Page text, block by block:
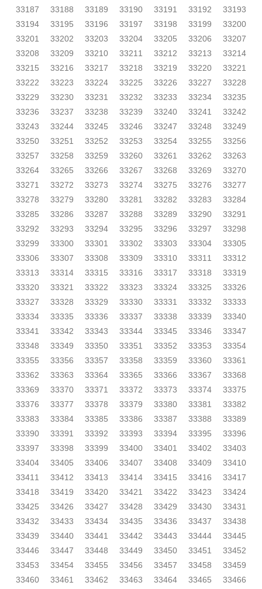
33187
33188 33189 33190 33191 33192
33193
33194
33195 33196 33197 33198 33199
33200
33201
33202 33203 33204 33205 33206
33207
33208
33209 33210 33211 33212 33213
33214
33215
33216 33217 33218 33219 33220
33221
33222
33223 33224 33225 33226 33227
33228
33229
33230 33231 33232 33233 33234
33235
33236
33237 33238 33239 33240 33241
33242
33243
33244 33245 33246 33247 33248
33249
33250
33251 33252 33253 33254 33255
33256
33257
33258 33259 33260 33261 33262
33263
33264
33265 33266 33267 33268 33269
33270
33271
33272 33273 33274 33275 33276
33277
33278
33279 33280 33281 33282 33283
33284
33285
33286 33287 33288 33289 33290
33291
33292
33293 33294 33295 33296 33297
33298
33299
33300 33301 33302 33303 33304
33305
33306
33307 33308 33309 33310 33311
33312
33313
33314 33315 33316 33317 33318
33319
33320
33321 33322 33323 33324 33325
33326
33327
33328 33329 33330 33331 33332
33333
33334
33335 33336 33337 33338 33339
33340
33341
33342 33343 33344 33345 33346
33347
33348
33349 33350 33351 33352 33353
33354
33355
33356 33357 33358 33359 33360
33361
33362
33363 33364 33365 33366 33367
33368
33369
33370 33371 33372 33373 33374
33375
33376
33377 33378 33379 33380 33381
33382
33383
33384 33385 33386 33387 33388
33389
33390
33391 33392 33393 33394 33395
33396
33397
33398 33399 33400 33401 33402
33403
33404
33405 33406 33407 33408 33409
33410
33411
33412 33413 33414 33415 33416
33417
33418
33419 33420 33421 33422 33423
33424
33425
33426 33427 33428 33429 33430
33431
33432
33433 33434 33435 33436 33437
33438
33439
33440 33441 33442 33443 33444
33445
33446
33447 33448 33449 33450 33451
33452
33453
33454 33455 33456 33457 33458
33459
33460
33461 33462 33463 33464 33465
33466